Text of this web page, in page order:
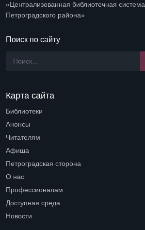
«Централизованная библиотечная система
Петроградского района»
Поиск по сайту
Карта сайта
Библиотеки
Анонсы
Читателям
Афиша
Петроградская сторона
О нас
Профессионалам
Доступная среда
Новости